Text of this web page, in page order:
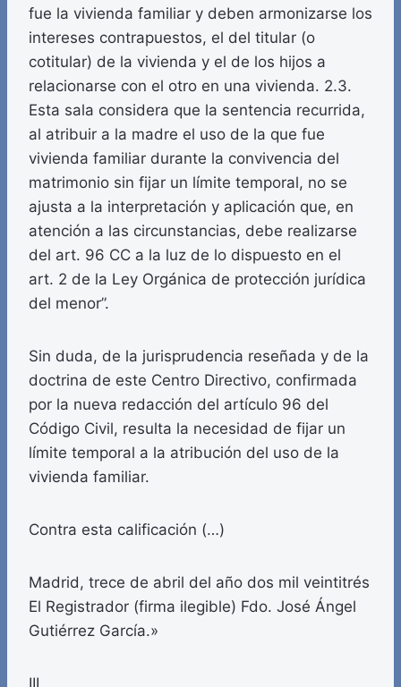
fue la vivienda familiar y deben armonizarse los
intereses contrapuestos, el del titular (o
cotitular) de la vivienda y el de los hijos a
relacionarse con el otro en una vivienda. 2.3.
Esta sala considera que la sentencia recurrida,
al atribuir a la madre el uso de la que fue
vivienda familiar durante la convivencia del
matrimonio sin fijar un límite temporal, no se
ajusta a la interpretación y aplicación que, en
atención a las circunstancias, debe realizarse
del art. 96 CC a la luz de lo dispuesto en el
art. 2 de la Ley Orgánica de protección jurídica
del menor”.
Sin duda, de la jurisprudencia reseñada y de la
doctrina de este Centro Directivo, confirmada
por la nueva redacción del artículo 96 del
Código Civil, resulta la necesidad de fijar un
límite temporal a la atribución del uso de la
vivienda familiar.
Contra esta calificación (…)
Madrid, trece de abril del año dos mil veintitrés
El Registrador (firma ilegible) Fdo. José Ángel
Gutiérrez García.»